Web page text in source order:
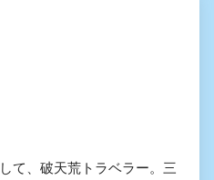
て、破天荒トラベラー。三